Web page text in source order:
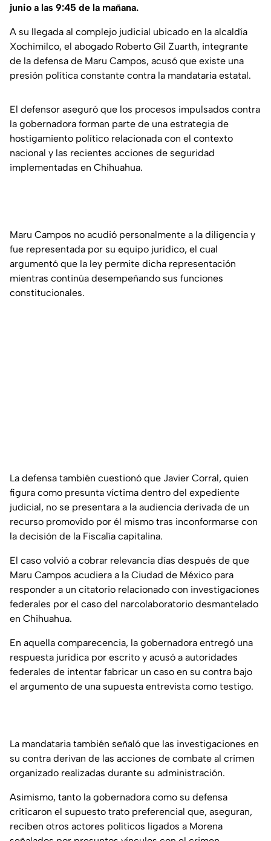
junio a las 9:45 de la mañana.
A su llegada al complejo judicial ubicado en la alcaldía
Xochimilco, el abogado Roberto Gil Zuarth, integrante
de la defensa de Maru Campos, acusó que existe una
presión política constante contra la mandataria estatal.
El defensor aseguró que los procesos impulsados contra
la gobernadora forman parte de una estrategia de
hostigamiento político relacionada con el contexto
nacional y las recientes acciones de seguridad
implementadas en Chihuahua.
Maru Campos no acudió personalmente a la diligencia y
fue representada por su equipo jurídico, el cual
argumentó que la ley permite dicha representación
mientras continúa desempeñando sus funciones
constitucionales.
La defensa también cuestionó que Javier Corral, quien
figura como presunta víctima dentro del expediente
judicial, no se presentara a la audiencia derivada de un
recurso promovido por él mismo tras inconformarse con
la decisión de la Fiscalía capitalina.
El caso volvió a cobrar relevancia días después de que
Maru Campos acudiera a la Ciudad de México para
responder a un citatorio relacionado con investigaciones
federales por el caso del narcolaboratorio desmantelado
en Chihuahua.
En aquella comparecencia, la gobernadora entregó una
respuesta jurídica por escrito y acusó a autoridades
federales de intentar fabricar un caso en su contra bajo
el argumento de una supuesta entrevista como testigo.
La mandataria también señaló que las investigaciones en
su contra derivan de las acciones de combate al crimen
organizado realizadas durante su administración.
Asimismo, tanto la gobernadora como su defensa
criticaron el supuesto trato preferencial que, aseguran,
reciben otros actores políticos ligados a Morena